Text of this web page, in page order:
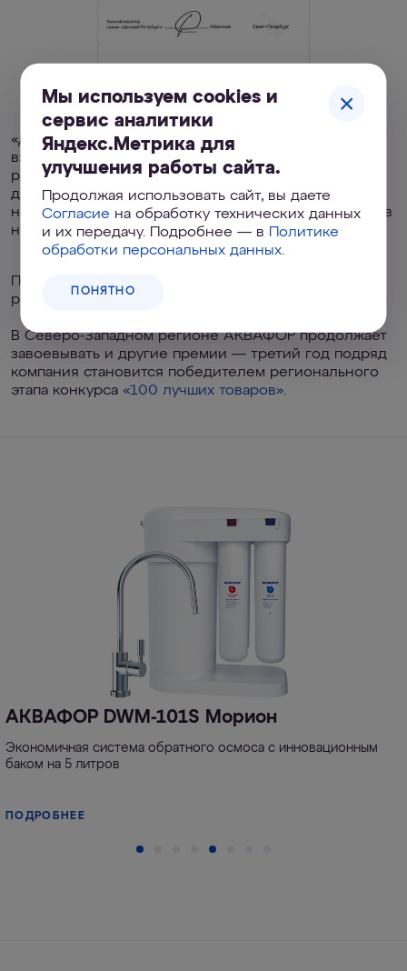
«Деловой Петербург» вносит свой журналистский
взгляд в процесс оценки производств и компаний,
рассматривая предприятия города через призму
деловой экспертизы. Кстати, в 2017 году «ДП» уже
награждал АКВАФОР званием «Предприятие года» в
номинации «Чемпион отрасли».
размещен на портале
В Северо-Западном регионе АКВАФОР продолжает
завоевывать и другие премии — третий год подряд
компания становится победителем регионального
этапа конкурса «100 лучших товаров».
АКВАФОР DWM-101S Морион
Экономичная система обратного осмоса с инновационным
баком на 5 литров
ПОДРОБНЕЕ
Мы используем cookies и
сервис аналитики
Яндекс.Метрика для
улучшения работы сайта.
Продолжая использовать сайт, вы даете
Согласие на обработку технических данных
и их передачу. Подробнее — в Политике
обработки персональных данных.
ПОНЯТНО